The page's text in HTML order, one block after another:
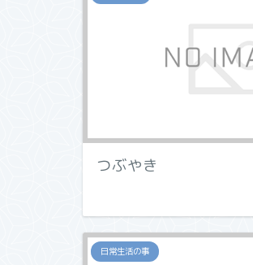
つぶやき
日常生活の事